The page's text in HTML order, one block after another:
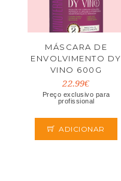
MÁSCARA DE
ENVOLVIMENTO DY
VINO 600G
22.99€
Preço exclusivo para
profissional
ADICIONAR